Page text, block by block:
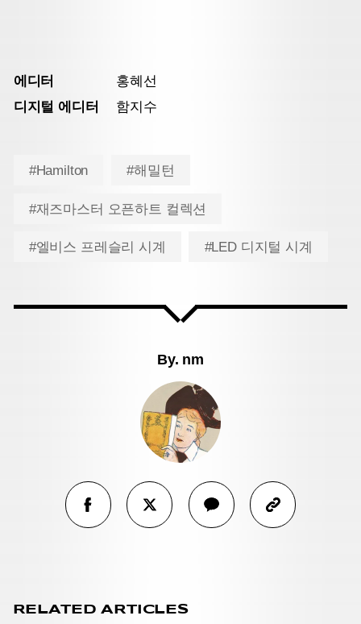
에디터
홍혜선
디지털 에디터
함지수
#Hamilton #해밀턴
#재즈마스터 오픈하트 컬렉션
#엘비스 프레슬리 시계 #LED 디지털 시계
By. nm
RELATED ARTICLES